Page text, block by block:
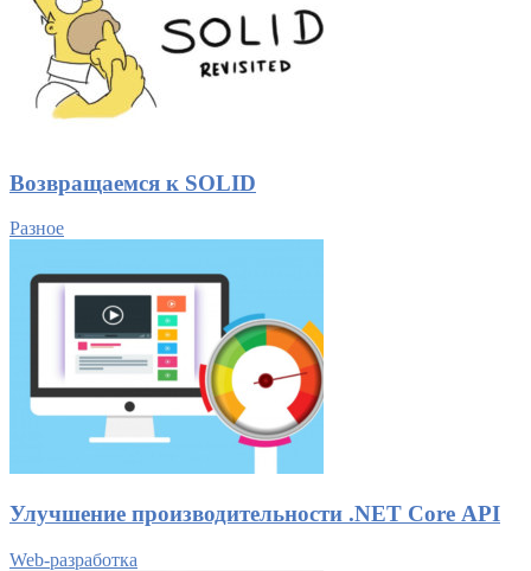
Возвращаемся к SOLID
Разное
Улучшение производительности .NET Core API
Web-разработка